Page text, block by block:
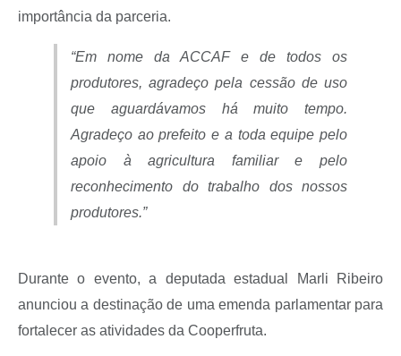
importância da parceria.
“Em nome da ACCAF e de todos os
produtores, agradeço pela cessão de uso
que aguardávamos há muito tempo.
Agradeço ao prefeito e a toda equipe pelo
apoio à agricultura familiar e pelo
reconhecimento do trabalho dos nossos
produtores.”
Durante o evento, a deputada estadual Marli Ribeiro
anunciou a destinação de uma emenda parlamentar para
fortalecer as atividades da Cooperfruta.